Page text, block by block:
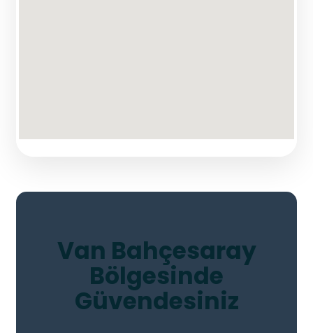
Van Bahçesaray
Bölgesinde
Güvendesiniz